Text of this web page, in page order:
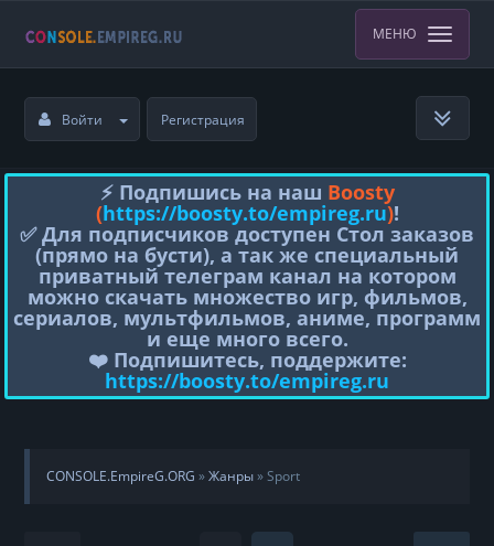
МЕНЮ
Войти Регистрация
⚡️ Подпишись на наш Boosty
(https://boosty.to/empireg.ru)!
✅ Для подписчиков доступен Стол заказов
(прямо на бусти), а так же специальный
приватный телеграм канал на котором
можно скачать множество игр, фильмов,
сериалов, мультфильмов, аниме, программ
и еще много всего.
❤️ Подпишитесь, поддержите:
https://boosty.to/empireg.ru
CONSOLE.EmpireG.ORG »Жанры» Sport